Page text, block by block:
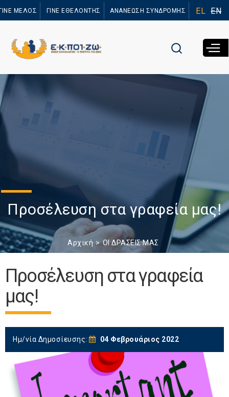
προς το
ΜΕΛΟΣ ΓΙΝΕ ΕΘΕΛΟΝΤΗΣ ΑΝΑΝΕΩΣΗ ΣΥΝΔΡΟΜΗΣ EL EN
Προσέλευση στα γραφεία μας!
Αρχική ΟΙ ΔΡΑΣΕΙΣ ΜΑΣ
Προσέλευση στα γραφεία
μας!
Ημ/νία Δημοσίευσης: 04 Φεβρουάριος 2022